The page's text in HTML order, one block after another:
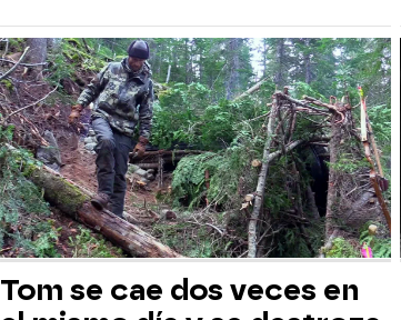
Tom se cae dos veces en